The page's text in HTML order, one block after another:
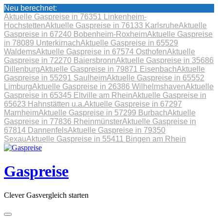
Neu berechnet:
Aktuelle Gaspreise in 76351 Linkenheim-
HochstettenAktuelle Gaspreise in 76133 KarlsruheAktuelle
Gaspreise in 67240 Bobenheim-RoxheimAktuelle Gaspreise
in 78089 UnterkirnachAktuelle Gaspreise in 65529
WaldemsAktuelle Gaspreise in 67574 OsthofenAktuelle
Gaspreise in 72270 BaiersbronnAktuelle Gaspreise in 35686
DillenburgAktuelle Gaspreise in 79871 EisenbachAktuelle
Gaspreise in 55291 SaulheimAktuelle Gaspreise in 65552
LimburgAktuelle Gaspreise in 26386 WilhelmshavenAktuelle
Gaspreise in 65345 Eltville am RheinAktuelle Gaspreise in
65623 Hahnstätten u.a.Aktuelle Gaspreise in 67297
MarnheimAktuelle Gaspreise in 57299 BurbachAktuelle
Gaspreise in 77836 RheinmünsterAktuelle Gaspreise in
67814 DannenfelsAktuelle Gaspreise in 79350
SexauAktuelle Gaspreise in 55411 Bingen am Rhein
Skip
content
Gaspreise
Clever Gasvergleich starten